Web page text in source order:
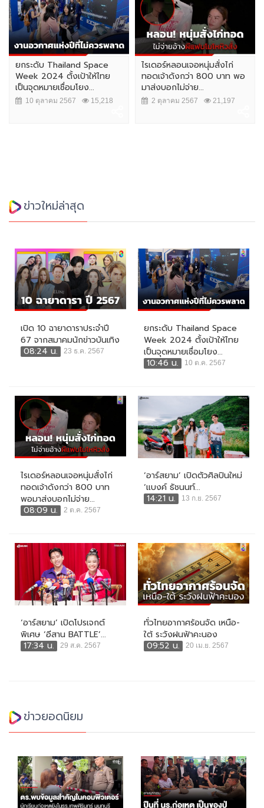
ยกระดับ Thailand Space
Week 2024 ตั้งเป้าให้ไทย
เป็นจุดหมายเชื่อมโยง...
10 ตุลาคม 2567 15,218
ไรเดอร์หลอนเจอหนุ่มสั่งไก่
ทอดเจ้าดังกว่า 800 บาท พอ
มาส่งบอกไม่จ่าย...
2 ตุลาคม 2567 21,197
ข่าวใหม่ล่าสุด
เปิด 10 ฉายาดาราประจำปี
67 จากสมาคมนักข่าวบันเทิง
08:24 น.
23 ธ.ค. 2567
ยกระดับ Thailand Space
Week 2024 ตั้งเป้าให้ไทย
เป็นจุดหมายเชื่อมโยง...
10:46 น.
10 ต.ค. 2567
ไรเดอร์หลอนเจอหนุ่มสั่งไก่
ทอดเจ้าดังกว่า 800 บาท
พอมาส่งบอกไม่จ่าย...
08:09 น.
2 ต.ค. 2567
‘อาร์สยาม’ เปิดตัวศิลปินใหม่
‘แบงค์ ธัชนนท์...
14:21 น.
13 ก.ย. 2567
‘อาร์สยาม’ เปิดโปรเจกต์
พิเศษ ‘อีสาน BATTLE’...
17:34 น.
29 ส.ค. 2567
ทั่วไทยอากาศร้อนจัด เหนือ-
ใต้ ระวังฝนฟ้าคะนอง
09:52 น.
20 เม.ย. 2567
ข่าวยอดนิยม